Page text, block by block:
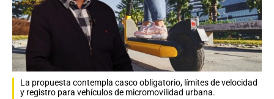
La propuesta contempla casco obligatorio, límites de velocidad
y registro para vehículos de micromovilidad urbana.